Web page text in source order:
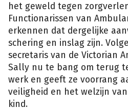
het geweld tegen
Functionarissen van
erkennen dat dergelijke
schering en inslag zijn.
secretaris van de Victorian
Sally nu te bang om terug
werk en geeft ze voorrang
veiligheid en het welzijn
kind.